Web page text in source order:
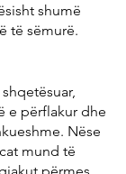
shumë
të sëmurë.
e përflakur dhe
Nëse
mund të
përmes